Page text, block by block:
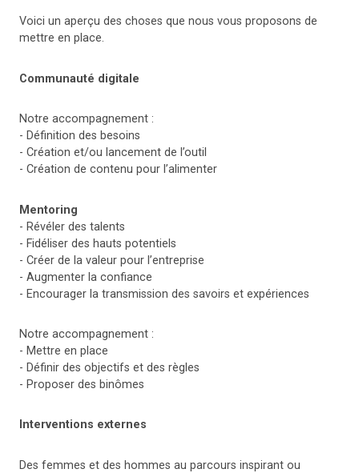
Voici un aperçu des choses que nous vous proposons de
mettre en place.
Communauté digitale
Notre accompagnement :
- Définition des besoins
- Création et/ou lancement de l’outil
- Création de contenu pour l’alimenter
Mentoring
- Révéler des talents
- Fidéliser des hauts potentiels
- Créer de la valeur pour l’entreprise
- Augmenter la confiance
- Encourager la transmission des savoirs et expériences
Notre accompagnement :
- Mettre en place
- Définir des objectifs et des règles
- Proposer des binômes
Interventions externes
Des femmes et des hommes au parcours inspirant ou